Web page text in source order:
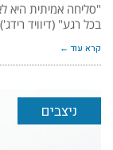
"סליחה אמיתית היא
בכל רגע" (דיוויד
קרא עוד ←
ניצבים